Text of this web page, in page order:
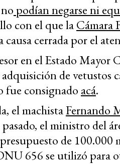
podían negarse ni
con el que laCámara
cerrada por el
en el Estado
de vetustos
fue consignado acá.
el machistaFernando
pasado, el ministro del
de 100.000
656 se utilizó para